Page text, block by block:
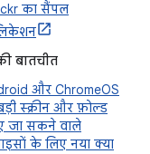
का सैंपल
बातचीत
और ChromeOS
स्क्रीन और फ़ोल्ड
जा सकने वाले
के लिए नया क्या